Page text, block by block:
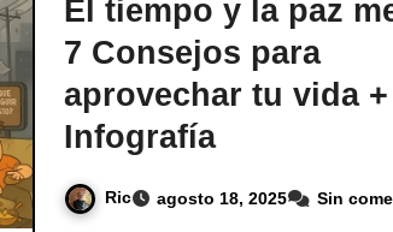
El tiempo y la paz
7 Consejos para
aprovechar tu vida +
Infografía
Ric agosto 18, 2025 Sin